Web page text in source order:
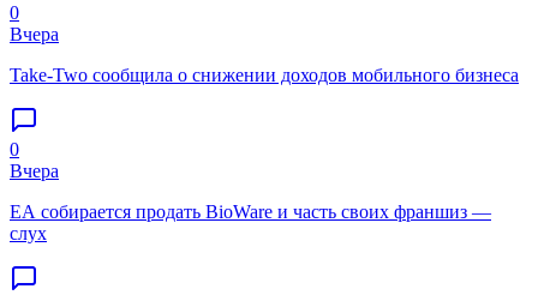
0
Вчера
Take-Two сообщила о снижении доходов мобильного бизнеса
0
Вчера
EA собирается продать BioWare и часть своих франшиз —
слух